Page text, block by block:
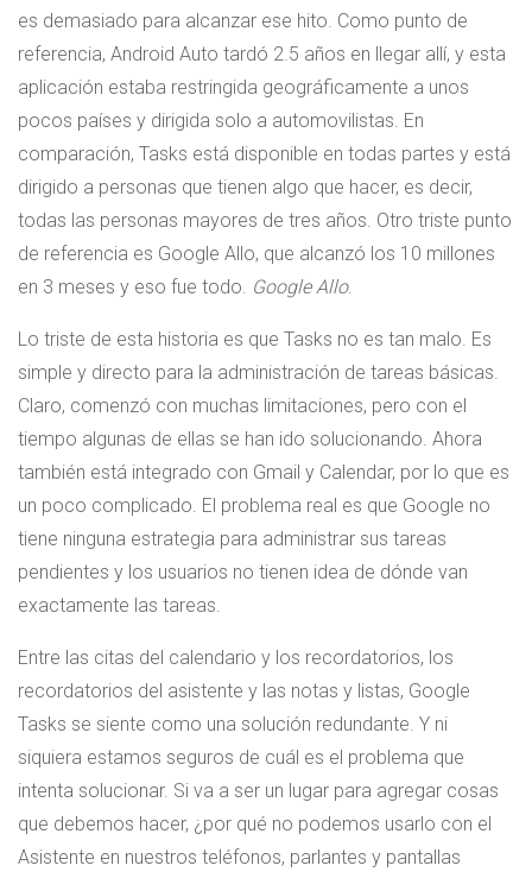
es demasiado para alcanzar ese hito. Como punto de
referencia, Android Auto tardó 2.5 años en llegar allí, y esta
aplicación estaba restringida geográficamente a unos
pocos países y dirigida solo a automovilistas. En
comparación, Tasks está disponible en todas partes y está
dirigido a personas que tienen algo que hacer, es decir,
todas las personas mayores de tres años. Otro triste punto
de referencia es Google Allo, que alcanzó los 10 millones
en 3 meses y eso fue todo. Google Allo.
Lo triste de esta historia es que Tasks no es tan malo. Es
simple y directo para la administración de tareas básicas.
Claro, comenzó con muchas limitaciones, pero con el
tiempo algunas de ellas se han ido solucionando. Ahora
también está integrado con Gmail y Calendar, por lo que es
un poco complicado. El problema real es que Google no
tiene ninguna estrategia para administrar sus tareas
pendientes y los usuarios no tienen idea de dónde van
exactamente las tareas.
Entre las citas del calendario y los recordatorios, los
recordatorios del asistente y las notas y listas, Google
Tasks se siente como una solución redundante. Y ni
siquiera estamos seguros de cuál es el problema que
intenta solucionar. Si va a ser un lugar para agregar cosas
que debemos hacer, ¿por qué no podemos usarlo con el
Asistente en nuestros teléfonos, parlantes y pantallas